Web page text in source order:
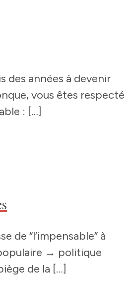
des années à devenir
vous êtes respecté
: […]
de “l’impensable” à
→ politique
de la […]